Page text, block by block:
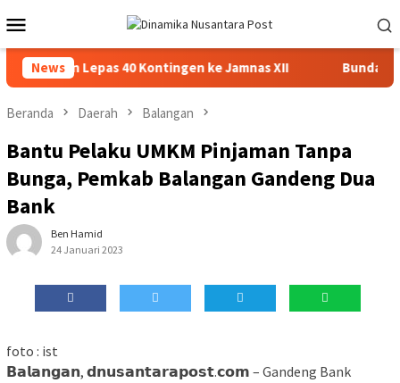
ke
kontenMobile
NewsLepas 40 Kontingen ke Jamnas XII Bunda
Beranda Daerah Balangan
Bantu Pelaku UMKM Pinjaman Tanpa
Bunga, Pemkab Balangan Gandeng Dua
Bank
Ben Hamid
24 Januari 2023
foto : ist
𝗕𝗮𝗹𝗮𝗻𝗴𝗮𝗻, 𝗱𝗻𝘂𝘀𝗮𝗻𝘁𝗮𝗿𝗮𝗽𝗼𝘀𝘁.𝗰𝗼𝗺 – Gandeng Bank